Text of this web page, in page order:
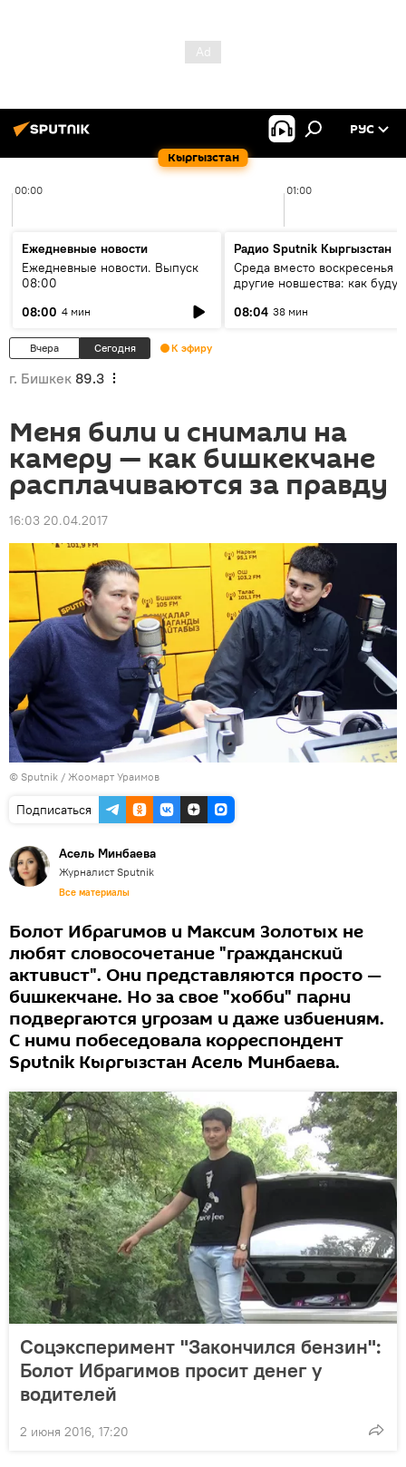
Кыргызстан
РУС
00:00 01:00
Ежедневные новости
Ежедневные новости. Выпуск
08:00
08:00 4 мин
Радио Sputnik Кыргызстан
Среда вместо воскресенья и
другие новшества: как будут
08:04 38 мин
Вчера Сегодня К эфиру
г. Бишкек 89.3
Меня били и снимали на
камеру — как бишкекчане
расплачиваются за правду
16:03 20.04.2017
© Sputnik / Жоомарт Ураимов
Подписаться
Асель Минбаева
Журналист Sputnik
Все материалы
Болот Ибрагимов и Максим Золотых не
любят словосочетание "гражданский
активист". Они представляются просто —
бишкекчане. Но за свое "хобби" парни
подвергаются угрозам и даже избиениям.
С ними побеседовала корреспондент
Sputnik Кыргызстан Асель Минбаева.
Соцэксперимент "Закончился бензин":
Болот Ибрагимов просит денег у
водителей
2 июня 2016, 17:20